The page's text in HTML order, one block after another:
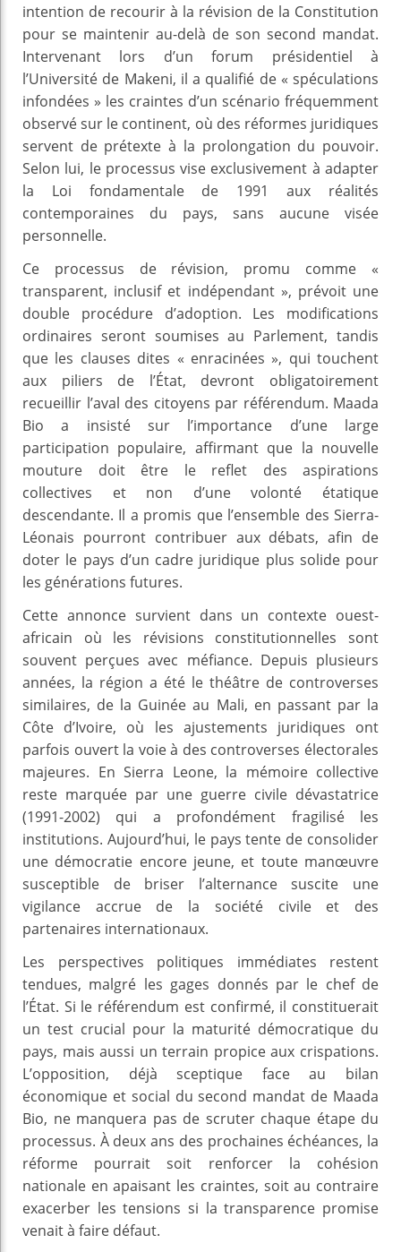
intention de recourir à la révision de la Constitution
pour se maintenir au-delà de son second mandat.
Intervenant lors d’un forum présidentiel à
l’Université de Makeni, il a qualifié de « spéculations
infondées » les craintes d’un scénario fréquemment
observé sur le continent, où des réformes juridiques
servent de prétexte à la prolongation du pouvoir.
Selon lui, le processus vise exclusivement à adapter
la Loi fondamentale de 1991 aux réalités
contemporaines du pays, sans aucune visée
personnelle.
Ce processus de révision, promu comme «
transparent, inclusif et indépendant », prévoit une
double procédure d’adoption. Les modifications
ordinaires seront soumises au Parlement, tandis
que les clauses dites « enracinées », qui touchent
aux piliers de l’État, devront obligatoirement
recueillir l’aval des citoyens par référendum. Maada
Bio a insisté sur l’importance d’une large
participation populaire, affirmant que la nouvelle
mouture doit être le reflet des aspirations
collectives et non d’une volonté étatique
descendante. Il a promis que l’ensemble des Sierra-
Léonais pourront contribuer aux débats, afin de
doter le pays d’un cadre juridique plus solide pour
les générations futures.
Cette annonce survient dans un contexte ouest-
africain où les révisions constitutionnelles sont
souvent perçues avec méfiance. Depuis plusieurs
années, la région a été le théâtre de controverses
similaires, de la Guinée au Mali, en passant par la
Côte d’Ivoire, où les ajustements juridiques ont
parfois ouvert la voie à des controverses électorales
majeures. En Sierra Leone, la mémoire collective
reste marquée par une guerre civile dévastatrice
(1991-2002) qui a profondément fragilisé les
institutions. Aujourd’hui, le pays tente de consolider
une démocratie encore jeune, et toute manœuvre
susceptible de briser l’alternance suscite une
vigilance accrue de la société civile et des
partenaires internationaux.
Les perspectives politiques immédiates restent
tendues, malgré les gages donnés par le chef de
l’État. Si le référendum est confirmé, il constituerait
un test crucial pour la maturité démocratique du
pays, mais aussi un terrain propice aux crispations.
L’opposition, déjà sceptique face au bilan
économique et social du second mandat de Maada
Bio, ne manquera pas de scruter chaque étape du
processus. À deux ans des prochaines échéances, la
réforme pourrait soit renforcer la cohésion
nationale en apaisant les craintes, soit au contraire
exacerber les tensions si la transparence promise
venait à faire défaut.